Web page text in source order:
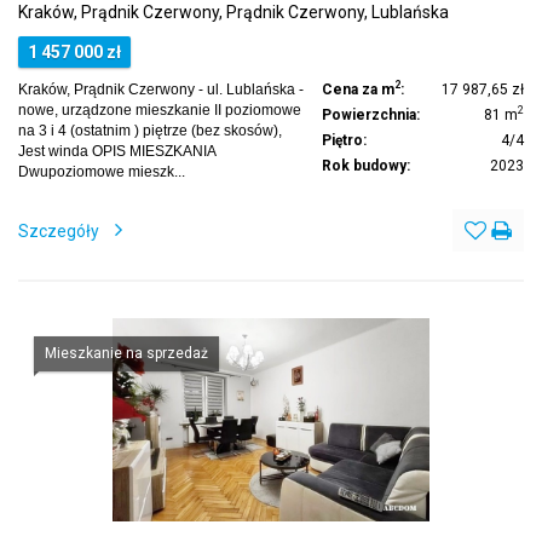
Kraków, Prądnik Czerwony, Prądnik Czerwony, Lublańska
1 457 000 zł
Kraków, Prądnik Czerwony - ul. Lublańska -
nowe, urządzone mieszkanie II poziomowe
na 3 i 4 (ostatnim ) piętrze (bez skosów),
Jest winda OPIS MIESZKANIA
Dwupoziomowe mieszk...
Cena za m2:
17 987,65 zł
Powierzchnia:
81 m2
Piętro:
4/4
Rok budowy:
2023
Szczegóły
Mieszkanie na sprzedaż